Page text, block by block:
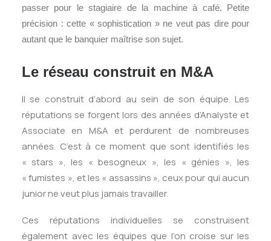
passer pour le stagiaire de la machine à café. Petite
précision : cette « sophistication » ne veut pas dire pour
autant que le banquier maîtrise son sujet.
Le réseau construit en M&A
Il se construit d’abord au sein de son équipe. Les
réputations se forgent lors des années d’Analyste et
Associate en M&A et perdurent de nombreuses
années. C’est à ce moment que sont identifiés les
« stars », les « besogneux », les « génies », les
« fumistes », et les « assassins », ceux pour qui aucun
junior ne veut plus jamais travailler.
Ces réputations individuelles se construisent
également avec les équipes que l’on croise sur les